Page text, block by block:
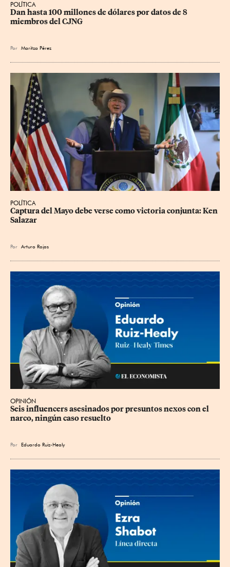
POLÍTICA
Dan hasta 100 millones de dólares por datos de 8
miembros del CJNG
Por Maritza Pérez
POLÍTICA
Captura del Mayo debe verse como victoria conjunta: Ken
Salazar
Por Arturo Rojas
OPINIÓN
Seis influencers asesinados por presuntos nexos con el
narco, ningún caso resuelto
Por Eduardo Ruiz-Healy